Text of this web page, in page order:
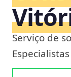
Serviço de